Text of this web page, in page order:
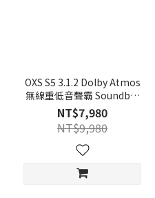
OXS S5 3.1.2 Dolby Atmos
無線重低音聲霸 Soundbar
家庭劇院
NT$7,980
NT$9,980